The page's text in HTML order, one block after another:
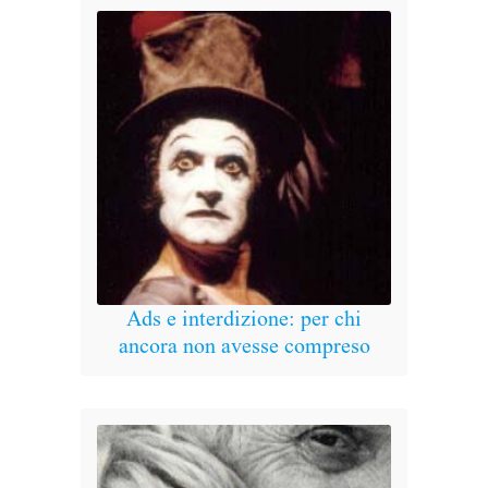
Ads e interdizione: per chi
ancora non avesse compreso